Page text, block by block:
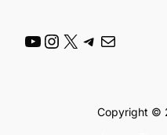
YouTube
Instagram
X Telegram
Correo
Copyright ©